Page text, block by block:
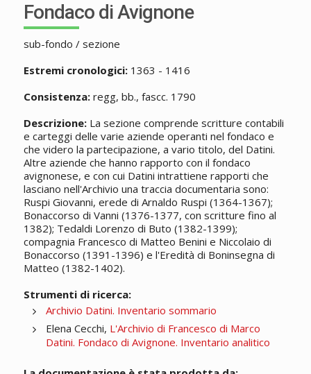
Fondaco di Avignone
sub-fondo / sezione
Estremi cronologici:1363 - 1416
Consistenza:regg, bb., fascc. 1790
Descrizione:La sezione comprende scritture contabili
e carteggi delle varie aziende operanti nel fondaco e
che videro la partecipazione, a vario titolo, del Datini.
Altre aziende che hanno rapporto con il fondaco
avignonese, e con cui Datini intrattiene rapporti che
lasciano nell'Archivio una traccia documentaria sono:
Ruspi Giovanni, erede di Arnaldo Ruspi (1364-1367);
Bonaccorso di Vanni (1376-1377, con scritture fino al
1382); Tedaldi Lorenzo di Buto (1382-1399);
compagnia Francesco di Matteo Benini e Niccolaio di
Bonaccorso (1391-1396) e l'Eredità di Boninsegna di
Matteo (1382-1402).
Strumenti di ricerca:
Archivio Datini. Inventario sommario
Elena Cecchi, L'Archivio di Francesco di Marco
Datini. Fondaco di Avignone. Inventario analitico